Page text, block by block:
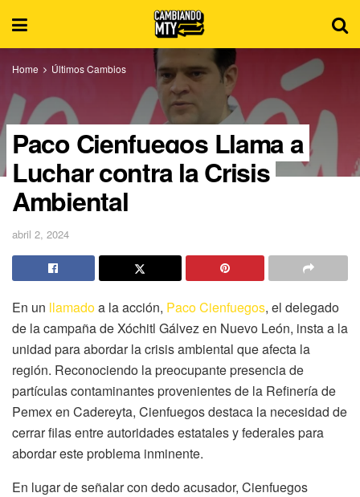
Home Últimos Cambios
Paco Cienfuegos Llama a
Luchar contra la Crisis
Ambiental
abril 2, 2024
En un llamadoa la acción, Paco Cienfuegos, el delegado
de la campaña de Xóchitl Gálvez en Nuevo León, insta a la
unidad para abordar la crisis ambiental que afecta la
región. Reconociendo la preocupante presencia de
partículas contaminantes provenientes de la Refinería de
Pemex en Cadereyta, Cienfuegos destaca la necesidad de
cerrar filas entre autoridades estatales y federales para
abordar este problema inminente.
En lugar de señalar con dedo acusador, Cienfuegos